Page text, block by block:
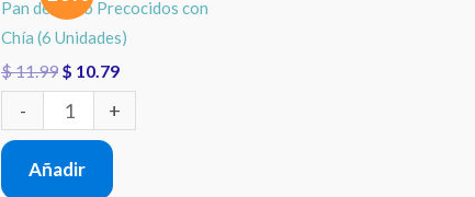
Pan de Bono Precocidos con
Chía (6 Unidades)
$11.99 $ 10.79
-
Precocidos
con
(6
Unidades)
+
Añadir